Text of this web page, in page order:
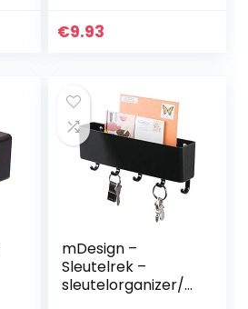
roestvrij staal
€9.93
mDesign –
Sleutelrek –
sleutelorganizer/sl